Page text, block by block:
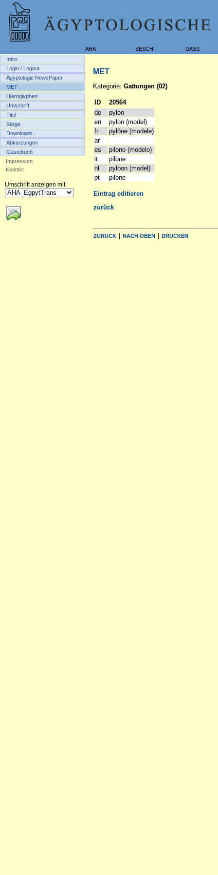
AHA SESCH
DASS
Intro
Login / Logout
Ägyptologie NewsPaper
MET
Hieroglyphen
Umschrift
Titel
Särge
Downloads
Abkürzungen
Gästebuch
Impressum
Kontakt
Umschrift anzeigen mit:
MET
Kategorie: Gattungen (02)
ID
20564
de
pylon
en
pylon (model)
fr
pylône (modele)
ar
es
pilono (modelo)
it
pilone
nl
pyloon (model)
pt
pilone
Eintrag editieren
zurück
ZURÜCK | NACH OBEN | DRUCKEN